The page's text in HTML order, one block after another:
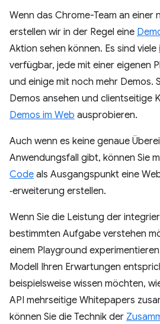
Wenn das Chrome-Team an einer
erstellen wir in der Regel eine
Aktion sehen können. Es sind viele
verfügbar, jede mit einer eigenen
und einige mit noch mehr Demos.
Demos ansehen und clientseitige
Demos im Web ausprobieren.
Auch wenn es keine genaue
Anwendungsfall gibt, können Sie
Code als Ausgangspunkt eine
‑erweiterung erstellen.
Wenn Sie die Leistung der
bestimmten Aufgabe verstehen
einem Playground
Modell Ihren Erwartungen
beispielsweise wissen möchten,
API mehrseitige Whitepapers
können Sie die Technik der